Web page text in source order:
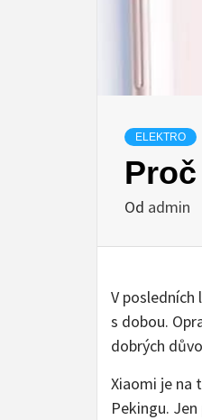
ELEKTRO
Od admin
V
s dobou.
dobrých
Xiaomi je na
Pekingu.